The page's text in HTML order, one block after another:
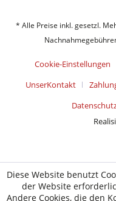
* Alle Preise inkl. gesetzl.
Cookie-Einstellungen
UnserKontakt
Diese Website benutzt
der Website
Andere Cookies, die den